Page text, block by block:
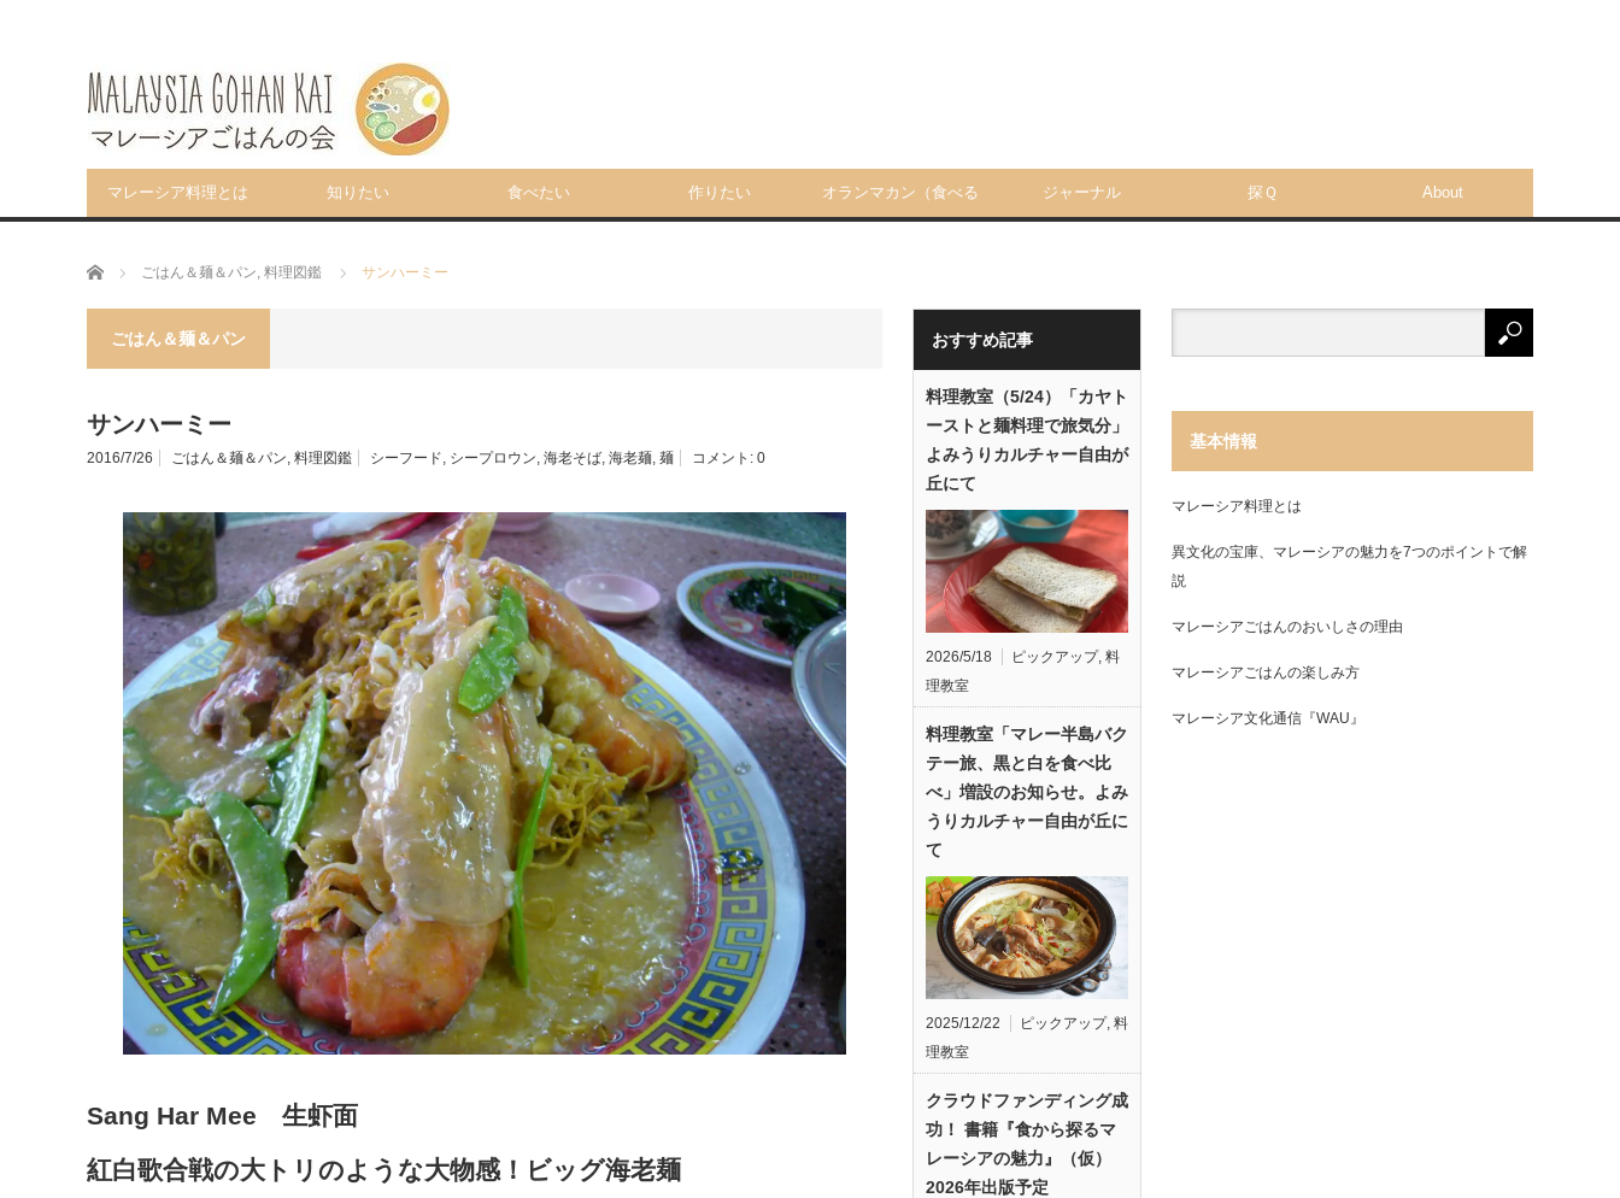
マレーシア料理とは 知りたい 食べたい 作りたい オランマカン（食べる ジャーナル 探Ｑ About
ホーム ごはん＆麺＆パン, 料理図鑑 サンハーミー
ごはん＆麺＆パン
サンハーミー
2016/7/26 ごはん＆麺＆パン, 料理図鑑 シーフード, シープロウン, 海老そば, 海老麺, 麺 コメント: 0
Sang Har Mee 生虾面
紅白歌合戦の大トリのような大物感！ビッグ海老麺
おすすめ記事
料理教室（5/24）「カヤト
ーストと麺料理で旅気分」
よみうりカルチャー自由が
丘にて
2026/5/18 ピックアップ, 料
理教室
料理教室「マレー半島バク
テー旅、黒と白を食べ比
べ」増設のお知らせ。よみ
うりカルチャー自由が丘に
て
2025/12/22 ピックアップ, 料
理教室
クラウドファンディング成
功！ 書籍『食から探るマ
レーシアの魅力』（仮）
2026年出版予定
基本情報
マレーシア料理とは
異文化の宝庫、マレーシアの魅力を7つのポイントで解
説
マレーシアごはんのおいしさの理由
マレーシアごはんの楽しみ方
マレーシア文化通信『WAU』